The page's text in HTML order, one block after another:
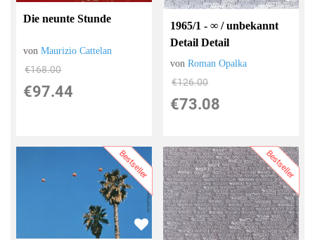
Die neunte Stunde
vonMaurizio Cattelan
€168.00
€97.44
1965/1 - ∞ / unbekannt
Detail Detail
vonRoman Opalka
€126.00
€73.08
Bestseller Bestseller